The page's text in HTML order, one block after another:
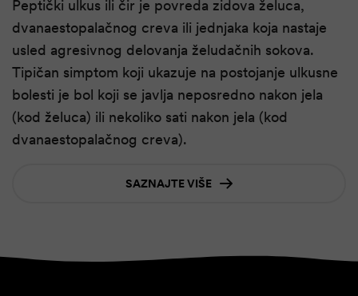
Peptički ulkus ili čir je povreda zidova želuca,
dvanaestopalačnog creva ili jednjaka koja nastaje
usled agresivnog delovanja želudačnih sokova.
Tipičan simptom koji ukazuje na postojanje ulkusne
bolesti je bol koji se javlja neposredno nakon jela
(kod želuca) ili nekoliko sati nakon jela (kod
dvanaestopalačnog creva).
SAZNAJTE VIŠE